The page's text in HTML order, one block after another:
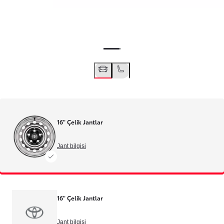
16" Çelik Jantlar
Jant bilgisi
16" Çelik Jantlar
Jant bilgisi